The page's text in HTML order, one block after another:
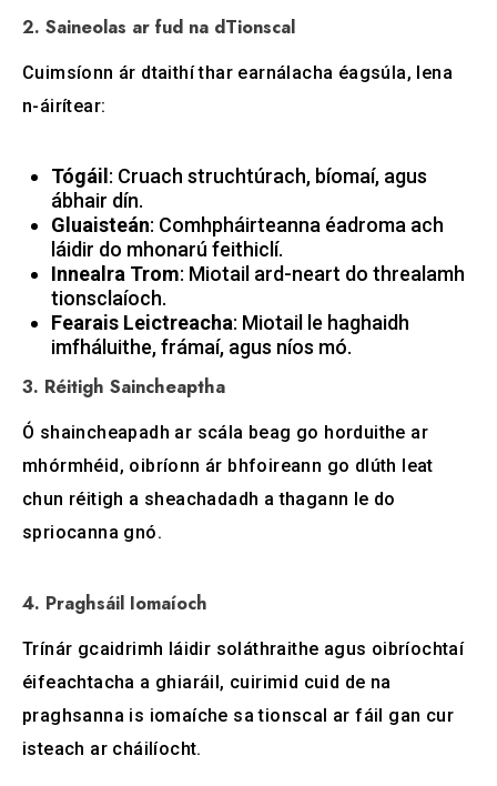
2. Saineolas ar fud na dTionscal
Cuimsíonn ár dtaithí thar earnálacha éagsúla, lena
n-áirítear:
Tógáil : Cruach struchtúrach, bíomaí, agus
ábhair dín.
Gluaisteán: Comhpháirteanna éadroma ach
láidir do mhonarú feithiclí.
Innealra Trom: Miotail ard-neart do threalamh
tionsclaíoch.
Fearais Leictreacha: Miotail le haghaidh
imfháluithe, frámaí, agus níos mó.
3. Réitigh Saincheaptha
Ó shaincheapadh ar scála beag go horduithe ar
mhórmhéid, oibríonn ár bhfoireann go dlúth leat
chun réitigh a sheachadadh a thagann le do
spriocanna gnó.
4. Praghsáil Iomaíoch
Trínár gcaidrimh láidir soláthraithe agus oibríochtaí
éifeachtacha a ghiaráil, cuirimid cuid de na
praghsanna is iomaíche sa tionscal ar fáil gan cur
isteach ar cháilíocht.